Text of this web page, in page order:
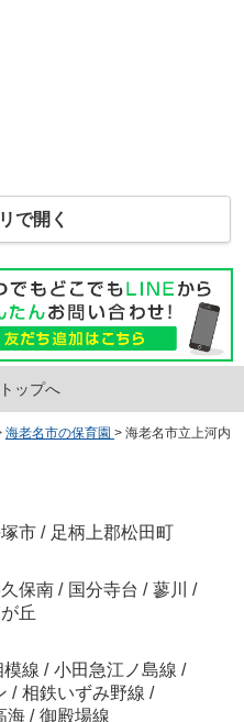
で開く
ップへ
海老名市の保育園 > 海老名市立上河内
市 / 足柄上郡松田町
保南 / 国分寺台 / 蓼川 /
丘
模線 / 小田急江ノ島線 /
/ 相鉄いずみ野線 /
海 / 御殿場線